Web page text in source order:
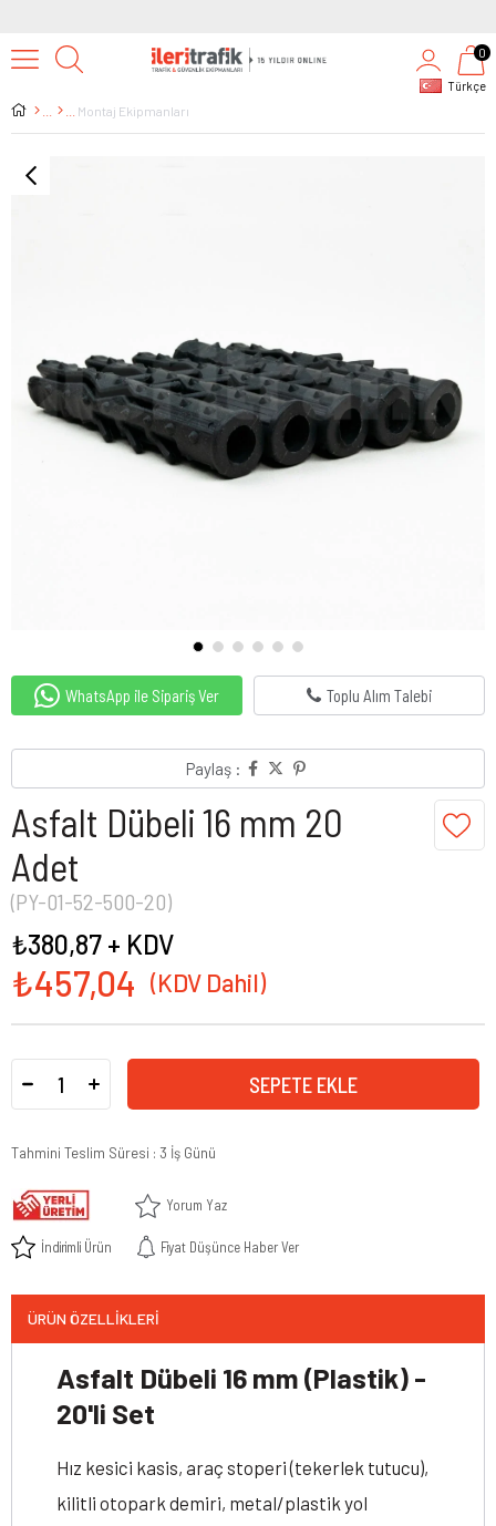
Türkçe
0
Montaj Ekipmanları
WhatsApp ile Sipariş Ver Toplu Alım Talebi
Paylaş :
Asfalt Dübeli 16 mm 20
Adet
(PY-01-52-500-20)
₺457,04
₺380,87 + KDV
Tahmini Teslim Süresi : 3 İş Günü
Yorum Yaz
İndirimli Ürün Fiyat Düşünce Haber Ver
ÜRÜN ÖZELLIKLERI
Asfalt Dübeli 16 mm (Plastik) -
20'li Set
Hız kesici kasis, araç stoperi (tekerlek tutucu),
kilitli otopark demiri, metal/plastik yol